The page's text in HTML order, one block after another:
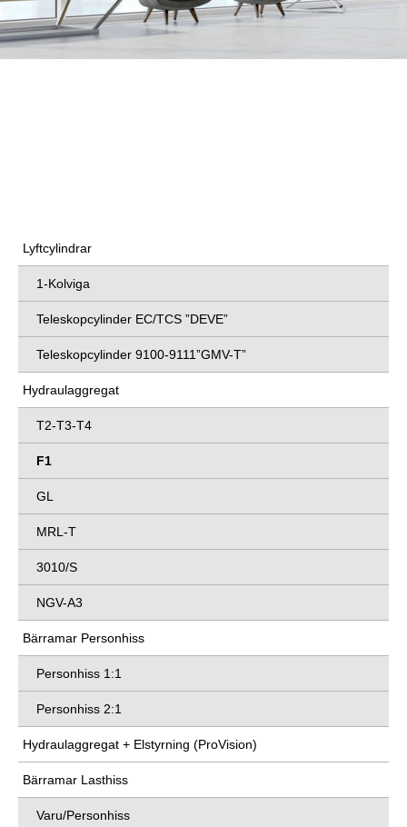
Lyftcylindrar
1-Kolviga
Teleskopcylinder EC/TCS ”DEVE”
Teleskopcylinder 9100-9111”GMV-T”
Hydraulaggregat
T2-T3-T4
F1
GL
MRL-T
3010/S
NGV-A3
Bärramar Personhiss
Personhiss 1:1
Personhiss 2:1
Hydraulaggregat + Elstyrning (ProVision)
Bärramar Lasthiss
Varu/Personhiss